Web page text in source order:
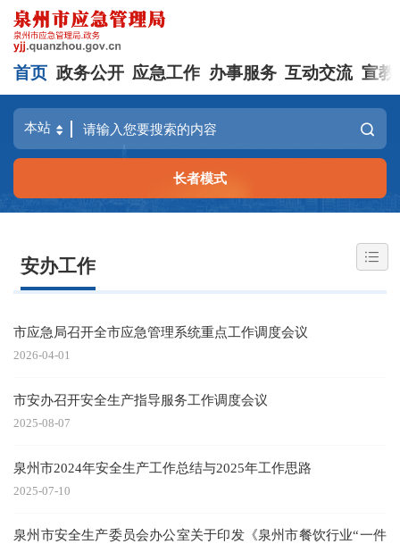
首页 政务公开 应急工作 办事服务 互动交流 宣教
长者模式
安办工作
市应急局召开全市应急管理系统重点工作调度会议
2026-04-01
市安办召开安全生产指导服务工作调度会议
2025-08-07
泉州市2024年安全生产工作总结与2025年工作思路
2025-07-10
泉州市安全生产委员会办公室关于印发《泉州市餐饮行业“一件